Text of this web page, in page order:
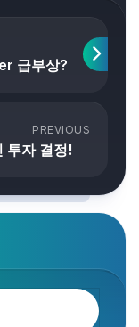
급부상?
PREVIOUS
투자 결정!